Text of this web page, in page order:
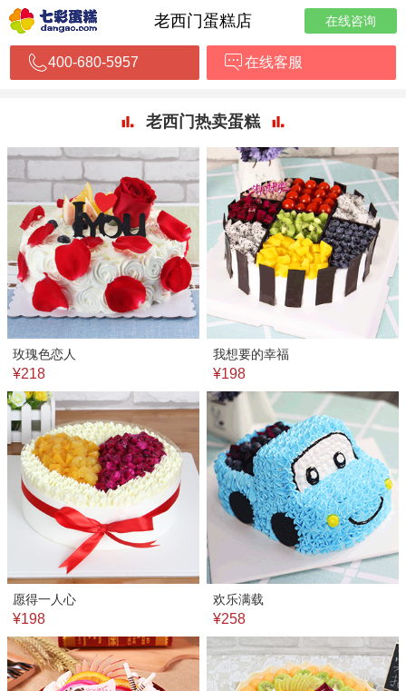
老西门蛋糕店 在线咨询
400-680-5957 在线客服
老西门热卖蛋糕
玫瑰色恋人
¥218
我想要的幸福
¥198
愿得一人心
¥198
欢乐满载
¥258